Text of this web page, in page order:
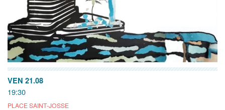
VEN 21.08
19:30
PLACE SAINT-JOSSE